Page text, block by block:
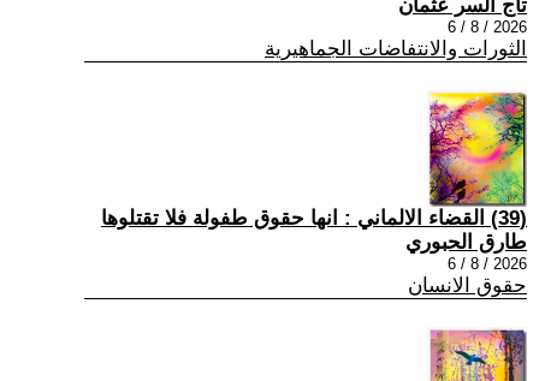
تاج السر عثمان
2026 / 8 / 6
الثورات والانتفاضات الجماهيرية
(39) القضاء الالماني : انها حقوق طفولة فلا تقتلوها
طارق الحبوري
2026 / 8 / 6
حقوق الانسان